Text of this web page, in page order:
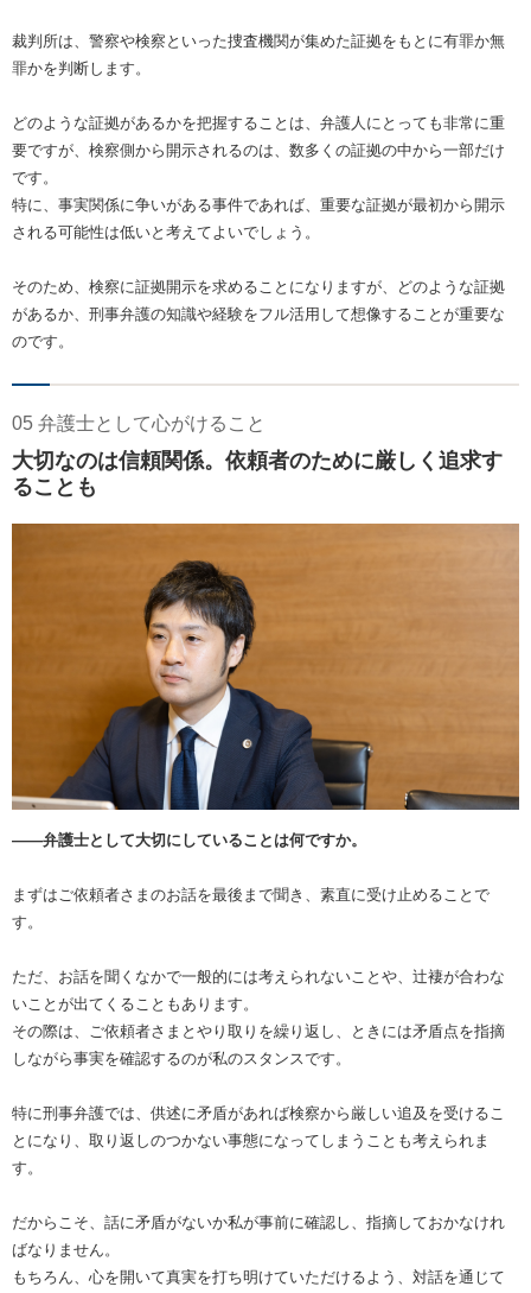
裁判所は、警察や検察といった捜査機関が集めた証拠をもとに有罪か無
罪かを判断します。
どのような証拠があるかを把握することは、弁護人にとっても非常に重
要ですが、検察側から開示されるのは、数多くの証拠の中から一部だけ
です。
特に、事実関係に争いがある事件であれば、重要な証拠が最初から開示
される可能性は低いと考えてよいでしょう。
そのため、検察に証拠開示を求めることになりますが、どのような証拠
があるか、刑事弁護の知識や経験をフル活用して想像することが重要な
のです。
05 弁護士として心がけること
大切なのは信頼関係。依頼者のために厳しく追求す
ることも
――弁護士として大切にしていることは何ですか。
まずはご依頼者さまのお話を最後まで聞き、素直に受け止めることで
す。
ただ、お話を聞くなかで一般的には考えられないことや、辻褄が合わな
いことが出てくることもあります。
その際は、ご依頼者さまとやり取りを繰り返し、ときには矛盾点を指摘
しながら事実を確認するのが私のスタンスです。
特に刑事弁護では、供述に矛盾があれば検察から厳しい追及を受けるこ
とになり、取り返しのつかない事態になってしまうことも考えられま
す。
だからこそ、話に矛盾がないか私が事前に確認し、指摘しておかなけれ
ばなりません。
もちろん、心を開いて真実を打ち明けていただけるよう、対話を通じて